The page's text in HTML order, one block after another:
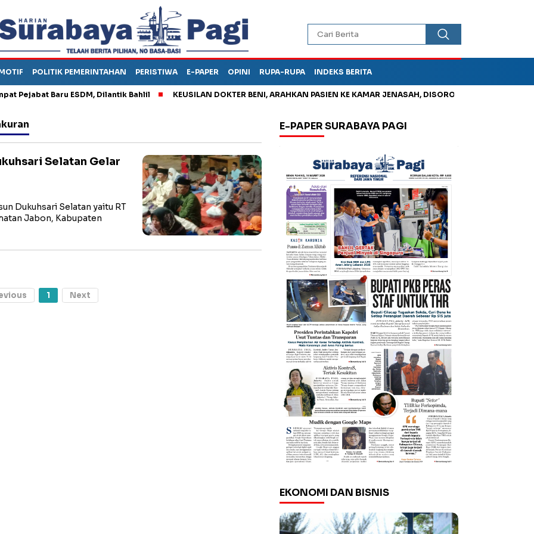
POLITIK PEMERINTAHAN PERISTIWA E-PAPER OPINI RUPA-RUPA INDEKS BERITA
Baru ESDM, Dilantik Bahlil KEUSILAN DOKTER BENI, ARAHKAN PASIEN KE KAMAR JENASAH, DISOROT
Selatan Gelar
Dukuhsari Selatan yaitu RT
Jabon, Kabupaten
1 Next
E-PAPER SURABAYA PAGI
EKONOMI DAN BISNIS